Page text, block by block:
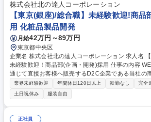
株式会社北の達人コーポレーション
【東京(銀座)/総合職】未経験歓迎!商品
用 化粧品製品開発
月給42万円～89万円
東京都中央区
企業名 株式会社北の達人コーポレーション 求人名 【東京(銀座)/総合職】
未経験歓迎！商品部(企画・開発)採用 仕事の内容 WEBマーケティングを
通じて直接お客様へ販売するD2C企業である当社の
悩みを本質から解決する商品づくりを行います。適
をお任せいたします。 【企画】市場調査や競合分析をもとに「どんな悩み
を、どんな商品で解決するか」を考え、新商品のコ
します。“こんな商品があったら欲しい”を形にして
発】企画内容をもとにOEMメーカーや原料メーカー
業界未経験歓迎 年間休日120日以上 転勤なし
完全
土日祝休み
服装自由
正社員